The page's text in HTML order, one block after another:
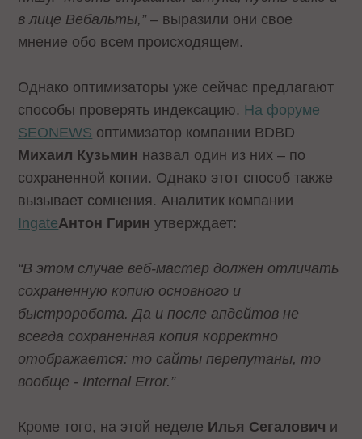
в лице Вебальты,”– выразили они свое
мнение обо всем происходящем.
Однако оптимизаторы уже сейчас предлагают
способы проверять индексацию. На форуме
SEONEWS оптимизатор компании BDBD
Михаил Кузьмин назвал один из них – по
сохраненной копии. Однако этот способ также
вызывает сомнения. Аналитик компании
IngateАнтон Гирин утверждает:
“В этом случае веб-мастер должен отличать
сохраненную копию основного и
быстроробота. Да и после апдейтов не
всегда сохраненная копия корректно
отображается: то сайты перепутаны, то
вообще - Internal Error.”
Кроме того, на этой неделе Илья Сегалович и